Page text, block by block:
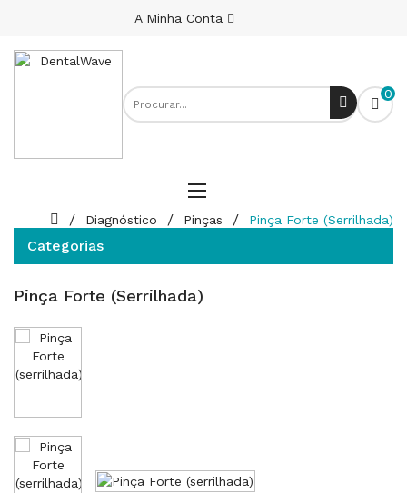
A Minha Conta
0
Diagnóstico Pinças Pinça Forte (serrilhada)
Categorias
Pinça Forte (serrilhada)